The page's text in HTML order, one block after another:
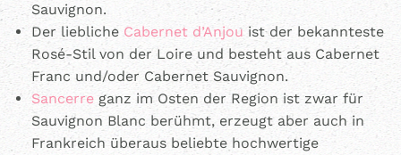
Sauvignon.
Der liebliche Cabernet d’Anjou ist der bekannteste
Rosé-Stil von der Loire und besteht aus Cabernet
Franc und/oder Cabernet Sauvignon.
Sancerre ganz im Osten der Region ist zwar für
Sauvignon Blanc berühmt, erzeugt aber auch in
Frankreich überaus beliebte hochwertige